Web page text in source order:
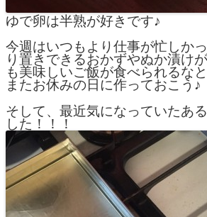
ゆで卵は半熟が好きです♪
今週はいつもより仕事が忙しか
り置きできるおかずやぬか漬け
も美味しいご飯が食べられるなと
またお休みの日に作っておこう♪
そして、最近気になっていたあ
した！！！